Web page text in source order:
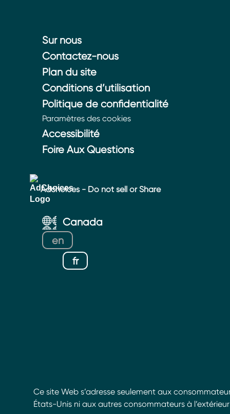
Sur nous
Contactez-nous
Plan du site
Conditions d’utilisation
Politique de confidentialité
Paramètres des cookies
Accessibilité
Foire Aux Questions
Adchoices - Do not sell or Share
Canada
en
fr
Ce site Web s’adresse seulement aux
États-Unis ni aux autres consommateurs à